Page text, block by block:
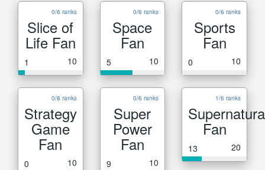
0/6 ranks
Slice of
Life Fan
1 10
0/6 ranks
Space
Fan
5 10
0/6 ranks
Sports
Fan
0 10
0/8 ranks
Strategy
Game
Fan
0 10
0/6 ranks
Super
Power
Fan
9 10
1/6 ranks
Fan
13 20